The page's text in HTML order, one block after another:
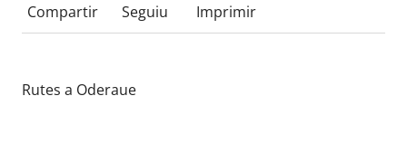
Compartir Seguiu Imprimir
Rutes a Oderaue